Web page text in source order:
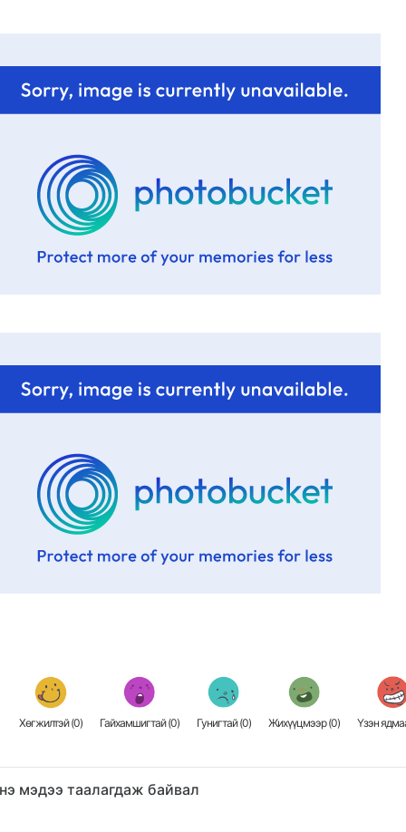
Хөгжилтэй (0) Гайхамшигтай (0) Гунигтай (0) Жихүүцмээр (0) Үзэн
мэдээ таалагдаж байвал